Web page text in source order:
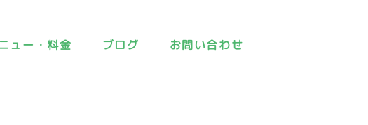
ュー・料金 ブログ お問い合わせ